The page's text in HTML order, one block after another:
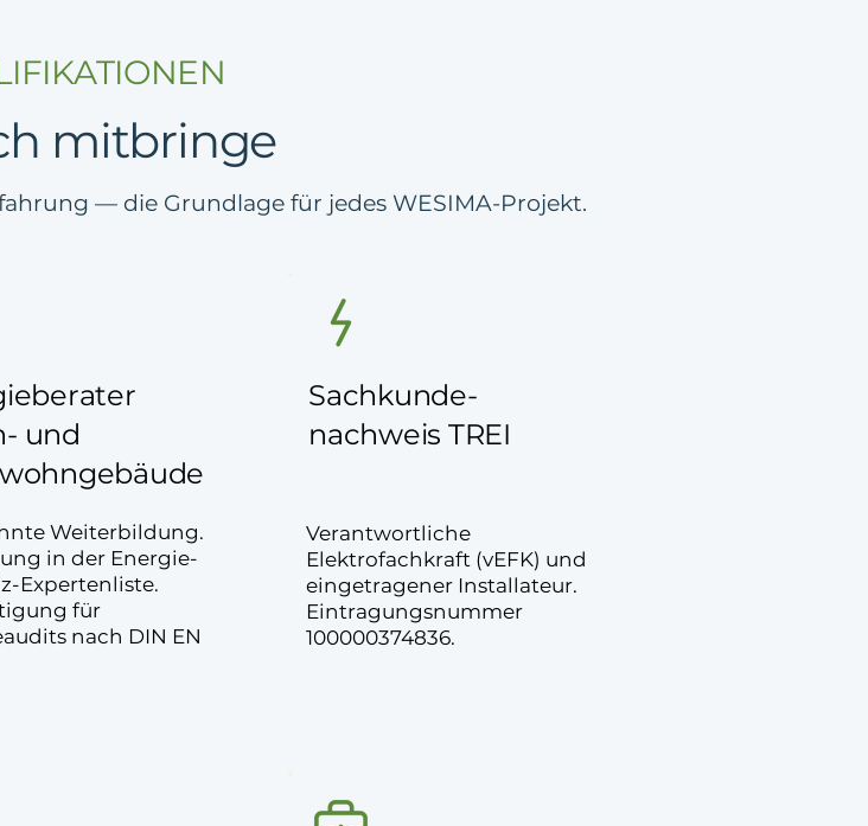
mitbringe
— die Grundlage für jedes WESIMA-Projekt.
und
Weiterbildung.
in der Energie-
Expertenliste.
für
nach DIN EN
Sachkunde-
nachweis TREI
Verantwortliche
Elektrofachkraft (vEFK) und
eingetragener Installateur.
Eintragungsnummer
100000374836.